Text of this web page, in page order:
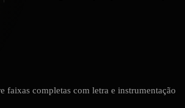
faixas completas com letra e instrumentação